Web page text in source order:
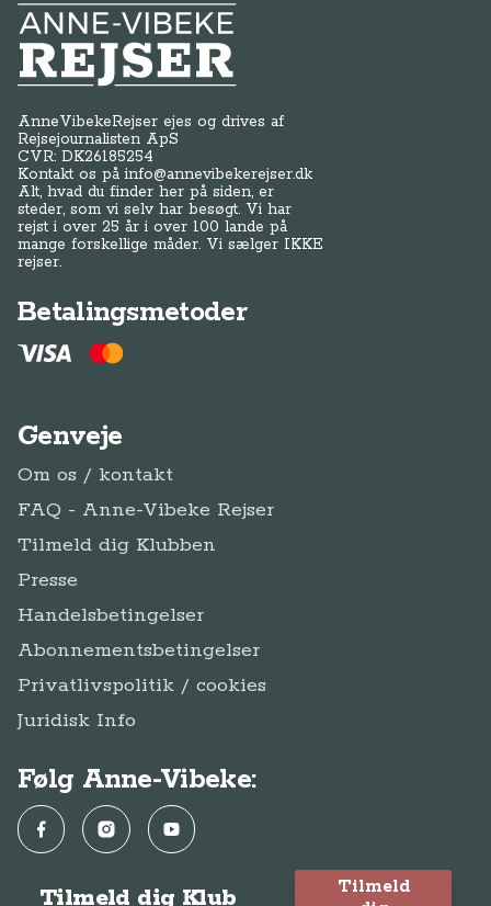
Anne-Vibeke Rejser
AnneVibekeRejser ejes og drives af
Rejsejournalisten ApS
CVR: DK26185254
Kontakt os påinfo@annevibekerejser.dk
Alt, hvad du finder her på siden, er
steder, som vi selv har besøgt. Vi har
rejst i over 25 år i over 100 lande på
mange forskellige måder. Vi sælger IKKE
rejser.
Betalingsmetoder
Genveje
Om os / kontakt
FAQ - Anne-Vibeke Rejser
Tilmeld dig Klubben
Presse
Handelsbetingelser
Abonnementsbetingelser
Privatlivspolitik / cookies
Juridisk Info
Følg Anne-Vibeke:
FacebookInstagramYouTube
Tilmeld dig Klub
Tilmeld